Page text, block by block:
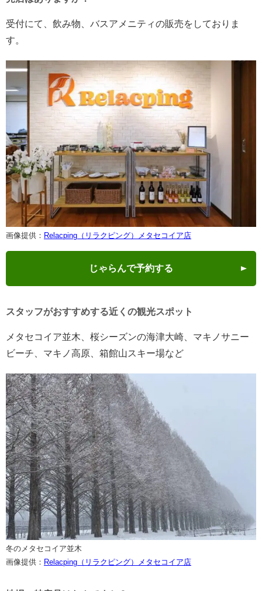
受付にて、飲み物、バスアメニティの販売をしておりま
す。
画像提供： Relacping（リラクピング）メタセコイア店
じゃらんで予約する
スタッフがおすすめする近くの観光スポット
メタセコイア並木、桜シーズンの海津大崎、マキノサニー
ビーチ、マキノ高原、箱館山スキー場など
冬のメタセコイア並木
画像提供： Relacping（リラクピング）メタセコイア店